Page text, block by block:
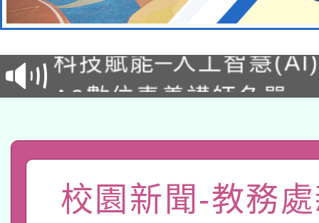
本館辦理115年度閱讀
暨閱讀推動專業研習
科技賦能─人工智慧
礎課程
A3數位素養講師名單
pilot」
有關大陸委員會函釋公
薪期間赴陸應申請許可
轉知經濟部水利署委託
校園新聞-教務